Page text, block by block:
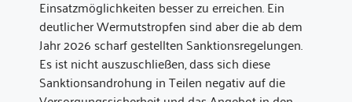
Einsatzmöglichkeiten besser zu erreichen. Ein
deutlicher Wermutstropfen sind aber die ab dem
Jahr 2026 scharf gestellten Sanktionsregelungen.
Es ist nicht auszuschließen, dass sich diese
Sanktionsandrohung in Teilen negativ auf die